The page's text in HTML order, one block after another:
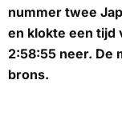
nummer twee
en klokte een tijd
2:58:55 neer. De
brons.